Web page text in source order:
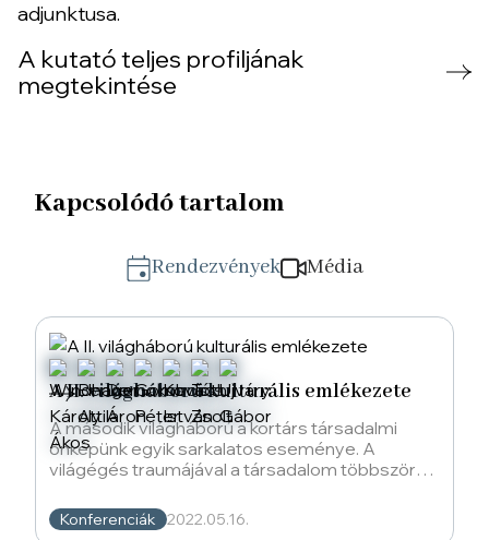
adjunktusa.
A kutató teljes profiljának
megtekintése
Kapcsolódó tartalom
Rendezvények Média
A II. világháború kulturális emlékezete
A második világháború a kortárs társadalmi
önképünk egyik sarkalatos eseménye. A
világégés traumájával a társadalom többször
Konferenciák 2022.05.16.